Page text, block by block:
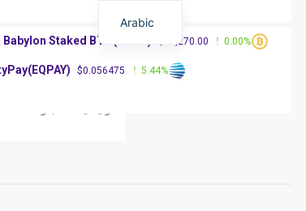
Babylon Staked BTC(KBTC) $83,270.00 0.00%
$0.056475 5.44%
Arabic